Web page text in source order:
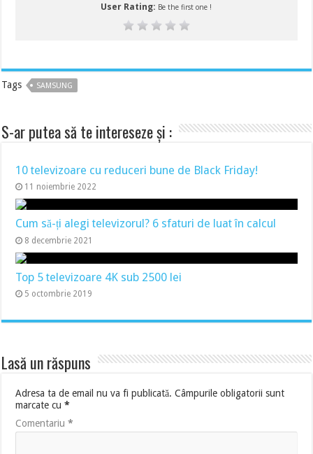
User Rating: Be the first one !
Tags SAMSUNG
S-ar putea să te intereseze și :
10 televizoare cu reduceri bune de Black Friday!
11 noiembrie 2022
Cum să-ți alegi televizorul? 6 sfaturi de luat în calcul
8 decembrie 2021
Top 5 televizoare 4K sub 2500 lei
5 octombrie 2019
Lasă un răspuns
Adresa ta de email nu va fi publicată. Câmpurile obligatorii sunt
marcate cu*
Comentariu*